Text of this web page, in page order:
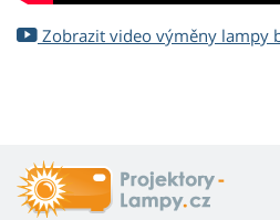
Zobrazit video výměny lampy